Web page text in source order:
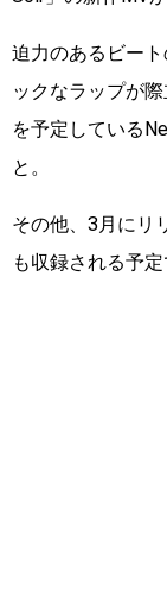
迫力のあるビー
ックなラップが
を予定している
と。
その他、3月にリ
も収録される予定